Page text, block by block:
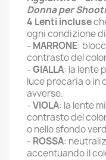
Donna per
4 Lenti incluse
ogni condizione
- MARRONE:
contrasto del
-GIALLA: la lente
luce precaria o in
avverse.
-VIOLA: la lente
contrasto del
o nello sfondo
- ROSSA:
accentuando il